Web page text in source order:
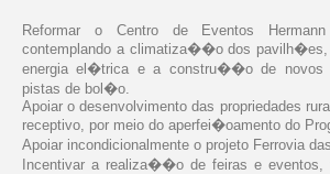
Reformar o Centro de Eventos Hermann
contemplando a climatiza��o dos
energia el�trica e a constru��o de novos
pistas de bol�o.
Apoiar o desenvolvimento das propriedades
receptivo, por meio do aperfei�oamento do
Apoiar incondicionalmente o projeto Ferrovia
Incentivar a realiza��o de feiras e eventos,